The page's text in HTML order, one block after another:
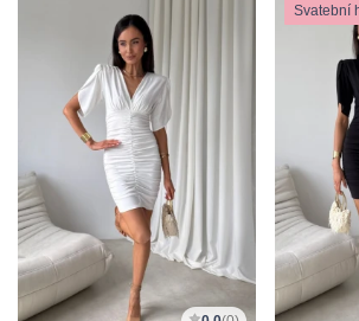
Svatební